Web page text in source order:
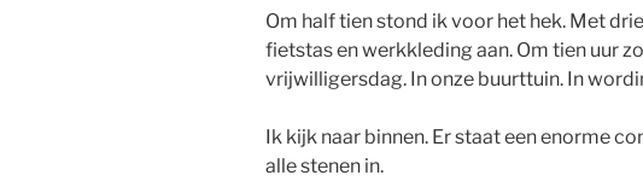
Om half tien stond ik voor het hek. Met
fietstas en werkkleding aan. Om tien uur
vrijwilligersdag. In onze buurttuin. In
Ik kijk naar binnen. Er staat een enorme
alle stenen in.